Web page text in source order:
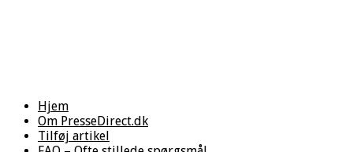
Hjem
Om PresseDirect.dk
Tilføj artikel